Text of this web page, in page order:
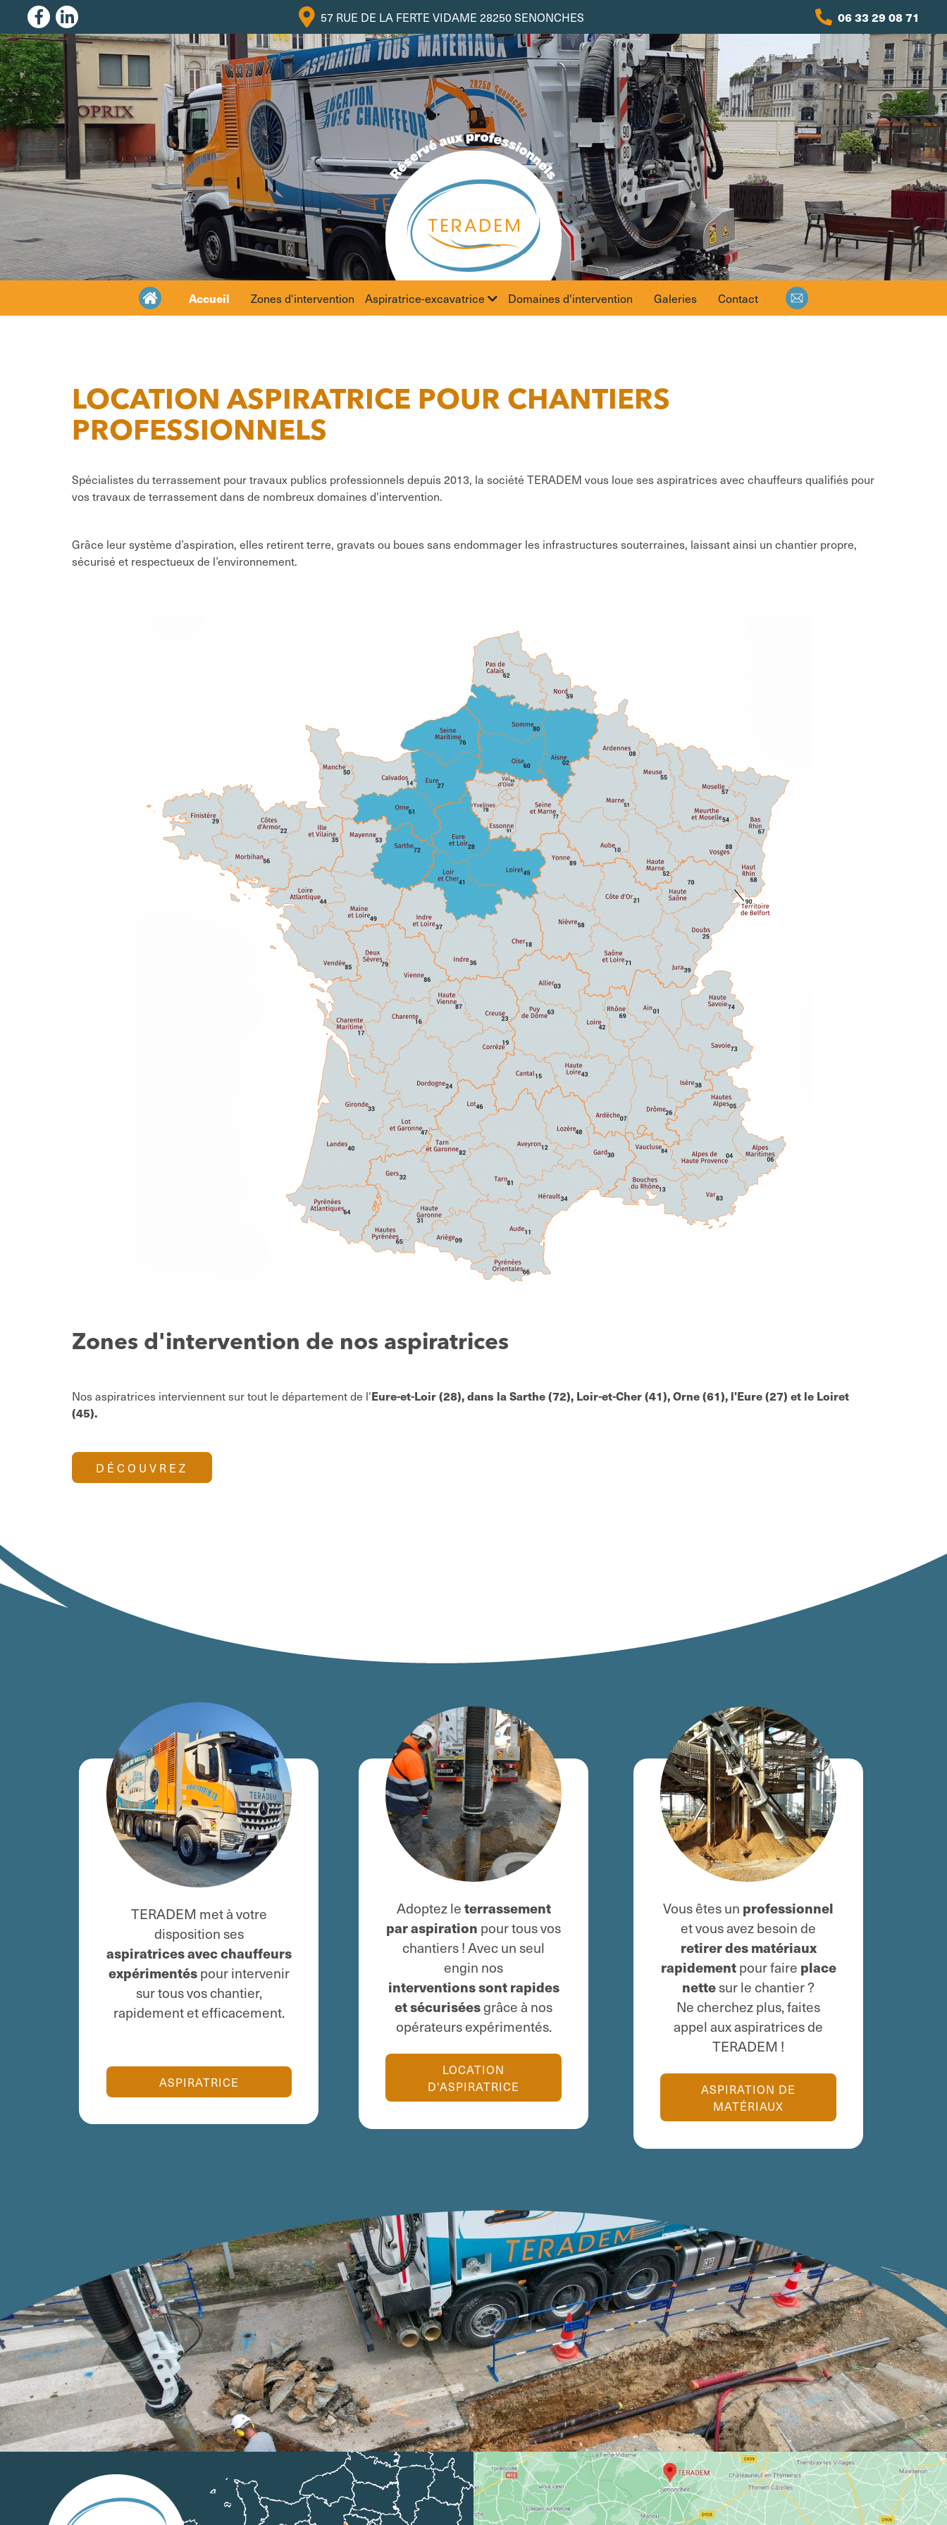
57 RUE DE LA FERTE VIDAME 28250 SENONCHES 06 33 29 08 71
Accueil Zones d'intervention Aspiratrice-excavatrice Domaines d'intervention Galeries Contact
LOCATION ASPIRATRICE POUR CHANTIERS
PROFESSIONNELS
Spécialistes du terrassement pour travaux publics professionnels depuis 2013, la société TERADEM vous loue ses aspiratrices avec chauffeurs qualifiés pour
vos travaux de terrassement dans de nombreux domaines d'intervention.
Grâce leur système d’aspiration, elles retirent terre, gravats ou boues sans endommager les infrastructures souterraines, laissant ainsi un chantier propre,
sécurisé et respectueux de l’environnement.
Zones d'intervention de nos aspiratrices
Nos aspiratrices interviennent sur tout le département de l'Eure-et-Loir (28), dans la Sarthe (72), Loir-et-Cher (41), Orne (61), l'Eure (27) et le Loiret
(45).
DÉCOUVREZ
TERADEM met à votre
disposition ses
aspiratrices avecchauffeurs
expérimentéspour intervenir
sur tous vos chantier,
rapidement et efficacement.
ASPIRATRICE
Adoptez leterrassement
par aspiration pour tous vos
chantiers ! Avec un seul
engin nos
interventions sont rapides
et sécuriséesgrâce à nos
opérateurs expérimentés.
LOCATION
D'ASPIRATRICE
Vous êtes un professionnel
et vous avez besoin de
retirer des matériaux
rapidementpour faire place
nettesur le chantier ?
Ne cherchez plus, faites
appel aux aspiratrices de
TERADEM !
ASPIRATION DE
MATÉRIAUX